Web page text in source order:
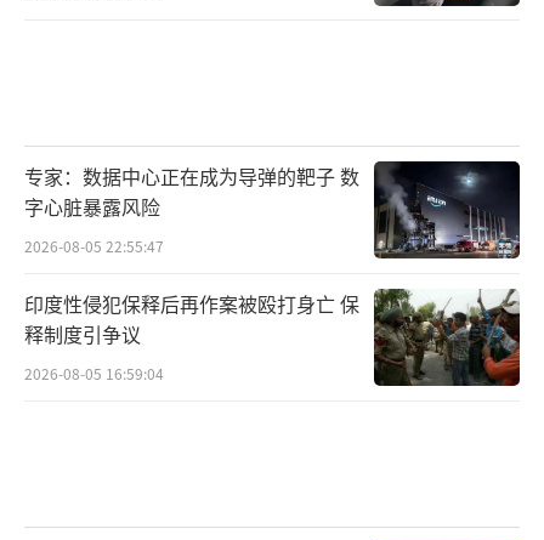
专家：数据中心正在成为导弹的靶子 数
字心脏暴露风险
2026-08-05 22:55:47
印度性侵犯保释后再作案被殴打身亡 保
释制度引争议
2026-08-05 16:59:04